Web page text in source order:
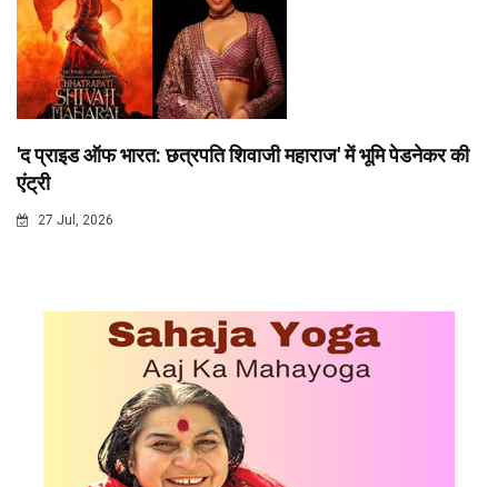
'द प्राइड ऑफ भारत: छत्रपति शिवाजी महाराज' में भूमि पेडनेकर की
एंट्री
27 Jul, 2026